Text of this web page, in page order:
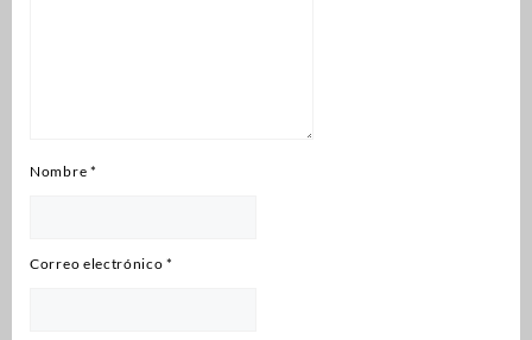
Nombre *
Correo electrónico*